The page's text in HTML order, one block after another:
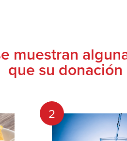
muestran
que su
2